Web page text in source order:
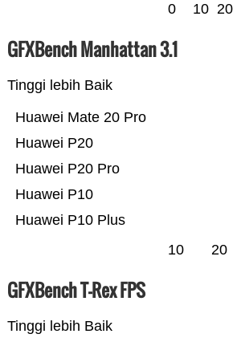
0 10 20
GFXBench Manhattan 3.1
Tinggi lebih Baik
Huawei P10 Plus
Huawei P10
Huawei P20 Pro
Huawei P20
Huawei Mate 20 Pro
10 20
GFXBench T-Rex FPS
Tinggi lebih Baik